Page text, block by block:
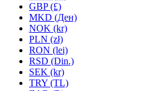
GBP (£)
MKD (Ден)
NOK (kr)
PLN (zł)
RON (lei)
RSD (Din.)
SEK (kr)
TRY (TL)